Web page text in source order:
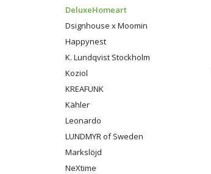
DeluxeHomeart
Dsignhouse x Moomin
Happynest
K. Lundqvist Stockholm
Koziol
KREAFUNK
Kähler
Leonardo
LUNDMYR of Sweden
Markslöjd
NeXtime